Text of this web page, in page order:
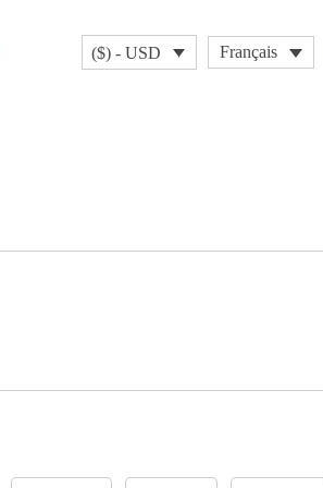
($) - USD Français